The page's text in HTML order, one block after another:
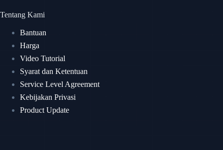
Tentang Kami
Bantuan
Harga
Video Tutorial
Syarat dan Ketentuan
Service Level Agreement
Kebijakan Privasi
Product Update